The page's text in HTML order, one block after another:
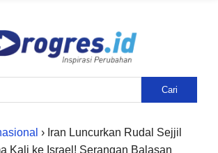
Cari
› Iran Luncurkan Rudal Sejjil
Kali ke Israel! Serangan Balasan